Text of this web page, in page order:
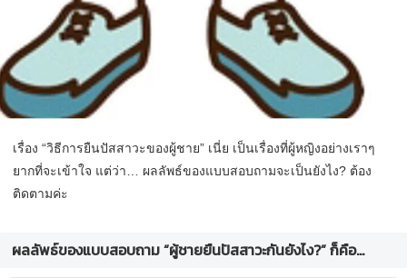
เรื่อง “วิธีการยืนปัสสาวะของผู้ชาย” เนี่ย เป็นเรื่องที่ผู้หญิงอย่างเราๆ
ยากที่จะเข้าใจ แต่ว่า… ผลลัพธ์ของแบบสอบถามจะเป็นยังไง? ต้อง
ติดตามค่ะ
ผลลัพธ์ของแบบสอบถาม “ผู้ชายยืนปัสสาวะกันยังไง?” ก็คือ…